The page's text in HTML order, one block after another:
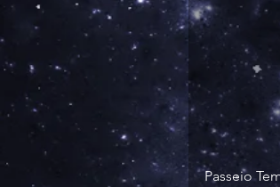
Passeio